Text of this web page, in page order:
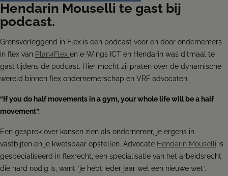
Hendarin Mouselli te gast bij
podcast.
Grensverleggend in Flex is een podcast voor en door ondernemers
in flex van Plan4Flex en e-Wings ICT en Hendarin was ditmaal te
gast tijdens de podcast. Hier mocht zij praten over de dynamische
wereld binnen flex ondernemerschap en VRF advocaten.
“If you do half movements in a gym, your whole life will be a half
movement”.
Een gesprek over kansen zien als ondernemer, je ergens in
vastbijten en je kwetsbaar opstellen. Advocate Hendarin Mouselli is
gespecialiseerd in flexrecht, een specialisatie van het arbeidsrecht
die hard nodig is, want “je hebt ieder jaar wel een nieuwe wet”.